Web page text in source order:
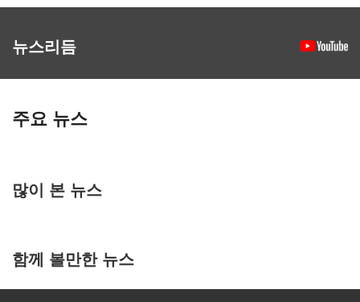
뉴스리듬
주요 뉴스
많이 본 뉴스
함께 볼만한 뉴스